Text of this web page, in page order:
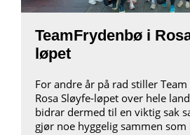
TeamFrydenbø i
løpet
For andre år på rad stiller
Rosa Sløyfe-løpet over hele
bidrar dermed til en viktig sak
gjør noe hyggelig sammen som